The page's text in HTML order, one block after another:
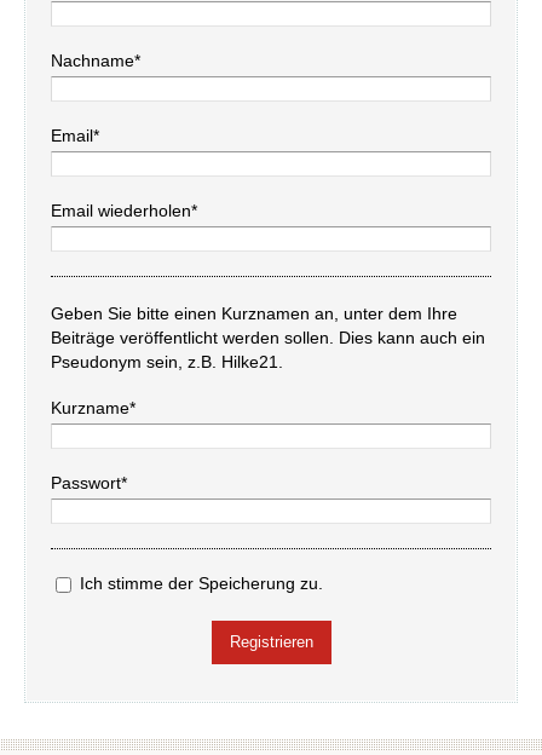
Nachname*
Email*
Email wiederholen*
Geben Sie bitte einen Kurznamen an, unter dem Ihre
Beiträge veröffentlicht werden sollen. Dies kann auch ein
Pseudonym sein, z.B. Hilke21.
Kurzname*
Passwort*
Ich stimme der Speicherung zu.